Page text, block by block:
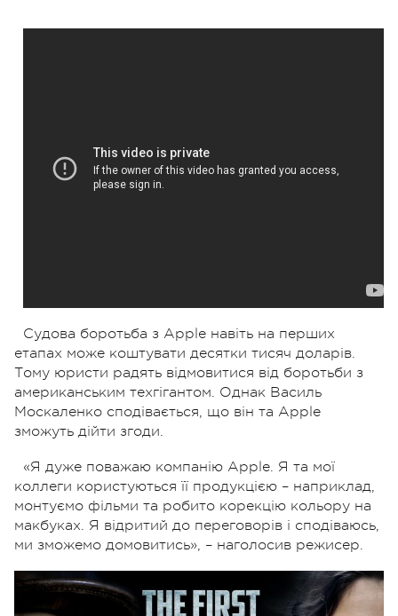
Судова боротьба з Apple навіть на перших
етапах може коштувати десятки тисяч доларів.
Тому юристи радять відмовитися від боротьби з
американським техгігантом. Однак Василь
Москаленко сподівається, що він та Apple
зможуть дійти згоди.
«Я дуже поважаю компанію Apple. Я та мої
коллеги користуються її продукцією – наприклад,
монтуємо фільми та робито корекцію кольору на
макбуках. Я відритий до переговорів і сподіваюсь,
ми зможемо домовитись», – наголосив режисер.